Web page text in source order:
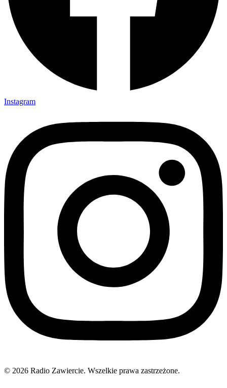
Instagram
© 2026 Radio Zawiercie. Wszelkie prawa zastrzeżone.